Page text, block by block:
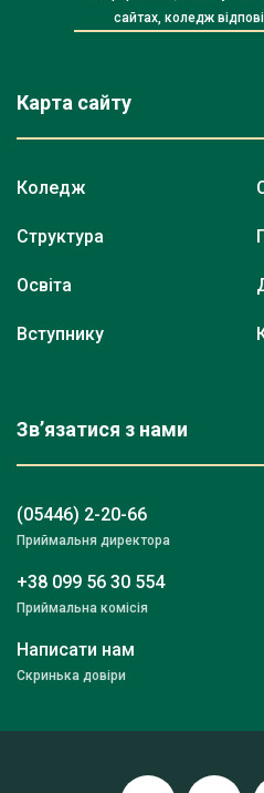
сайтах, коледж
Карта сайту
Коледж
Структура
Освіта
Вступнику
Зв’язатися з нами
(05446) 2-20-66
Приймальня директора
+38 099 56 30 554
Приймальна комісія
Написати нам
Скринька довіри